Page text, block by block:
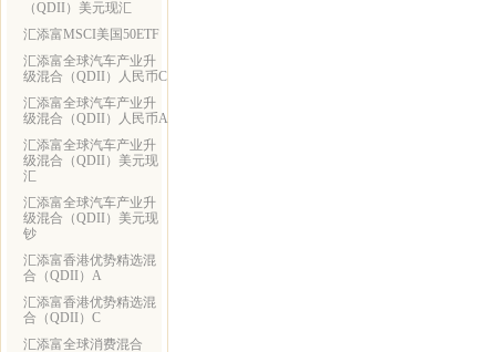
（QDII）美元现汇
汇添富MSCI美国50ETF
汇添富全球汽车产业升
级混合（QDII）人民币C
汇添富全球汽车产业升
级混合（QDII）人民币A
汇添富全球汽车产业升
级混合（QDII）美元现
汇
汇添富全球汽车产业升
级混合（QDII）美元现
钞
汇添富香港优势精选混
合（QDII）A
汇添富香港优势精选混
合（QDII）C
汇添富全球消费混合